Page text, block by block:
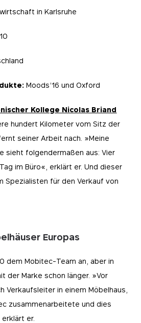
in Karlsruhe
Moods’16 und Oxford
Kollege Nicolas Briand
hundert Kilometer vom Sitz der
seiner Arbeit nach. »Meine
sieht folgendermaßen aus: Vier
im Büro«, erklärt er. Und dieser
Spezialisten für den Verkauf von
Europas
dem Mobitec-Team an, aber in
der Marke schon länger. »Vor
Verkaufsleiter in einem Möbelhaus,
zusammenarbeitete und dies
er.